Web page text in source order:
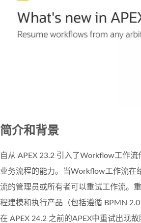
简介和背景
自从 APEX 23.2 引入了Workflow工作
业务流程的能力。当Workflow工作流在
流的管理员或所有者可以重试工作流。
程建模和执行产品（包括遵循 BPMN
在 APEX 24.2 之前的APEX中重试出现故